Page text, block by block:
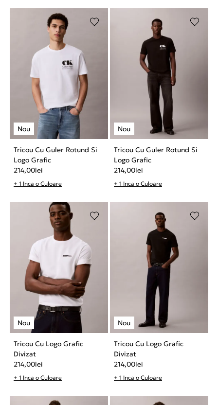
Tricou Cu Guler Rotund Si
Logo Grafic
214,00lei
+ 1 Inca o Culoare
Tricou Cu Guler Rotund Si
Logo Grafic
214,00lei
+ 1 Inca o Culoare
Tricou Cu Logo Grafic
Divizat
214,00lei
+ 1 Inca o Culoare
Tricou Cu Logo Grafic
Divizat
214,00lei
+ 1 Inca o Culoare